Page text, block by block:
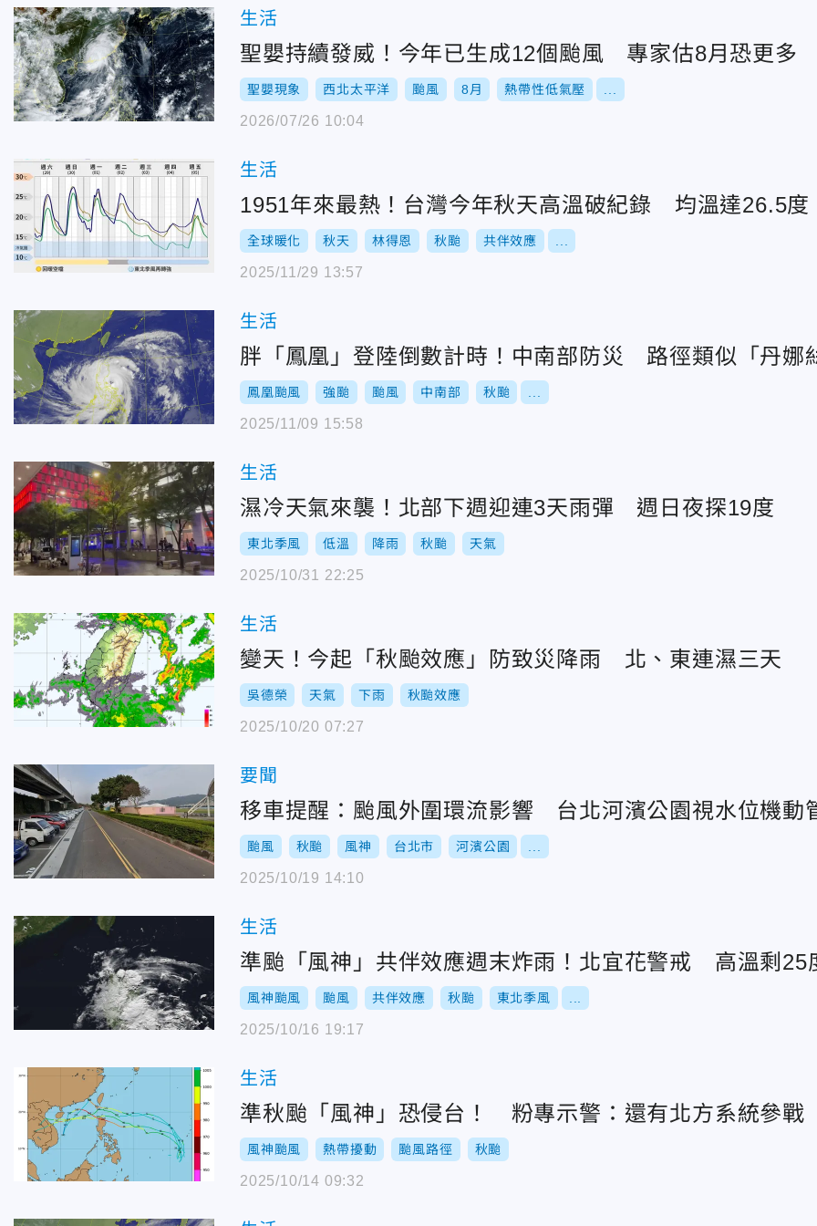
生活
聖嬰持續發威！今年已生成12個颱風 專家估8月恐更多
聖嬰現象 西北太平洋 颱風 8月 熱帶性低氣壓
2026/07/26 10:04
生活
1951年來最熱！台灣今年秋天高溫破紀錄 均溫達26.5度
全球暖化 秋天 林得恩 秋颱 共伴效應
2025/11/29 13:57
生活
胖「鳳凰」登陸倒數計時！中南部防災 路徑類似「丹娜
鳳凰颱風 強颱 颱風 中南部 秋颱
2025/11/09 15:58
生活
濕冷天氣來襲！北部下週迎連3天雨彈 週日夜探19度
東北季風 低溫 降雨 秋颱 天氣
2025/10/31 22:25
生活
變天！今起「秋颱效應」防致災降雨 北、東連濕三天
吳德榮 天氣 下雨 秋颱效應
2025/10/20 07:27
要聞
移車提醒：颱風外圍環流影響 台北河濱公園視水位機動
颱風 秋颱 風神 台北市 河濱公園
2025/10/19 14:10
生活
準颱「風神」共伴效應週末炸雨！北宜花警戒 高溫剩25
風神颱風 颱風 共伴效應 秋颱 東北季風
2025/10/16 19:17
生活
準秋颱「風神」恐侵台！ 粉專示警：還有北方系統參戰
風神颱風 熱帶擾動 颱風路徑 秋颱
2025/10/14 09:32